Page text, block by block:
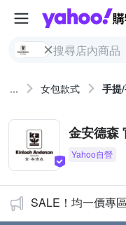
... 女包款式 手提
金安德森
SALE！均一價專區